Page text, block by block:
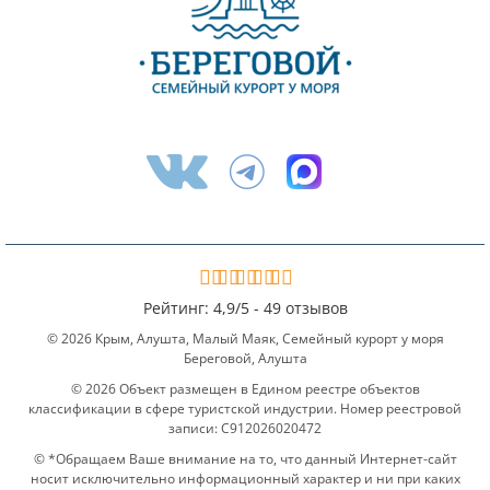
Рейтинг: 4,9/5 - 49 отзывов
© 2026 Крым, Алушта, Малый Маяк, Семейный курорт у моря
Береговой, Алушта
© 2026 Объект размещен в Едином реестре объектов
классификации в сфере туристской индустрии. Номер реестровой
записи: С912026020472
© *Обращаем Ваше внимание на то, что данный Интернет-сайт
носит исключительно информационный характер и ни при каких